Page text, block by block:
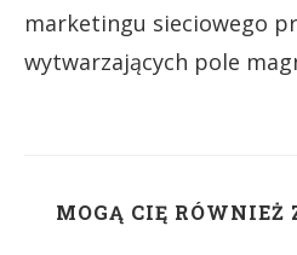
marketingu sieciowego
wytwarzających pole
MOGĄ CIĘ RÓWNIEŻ